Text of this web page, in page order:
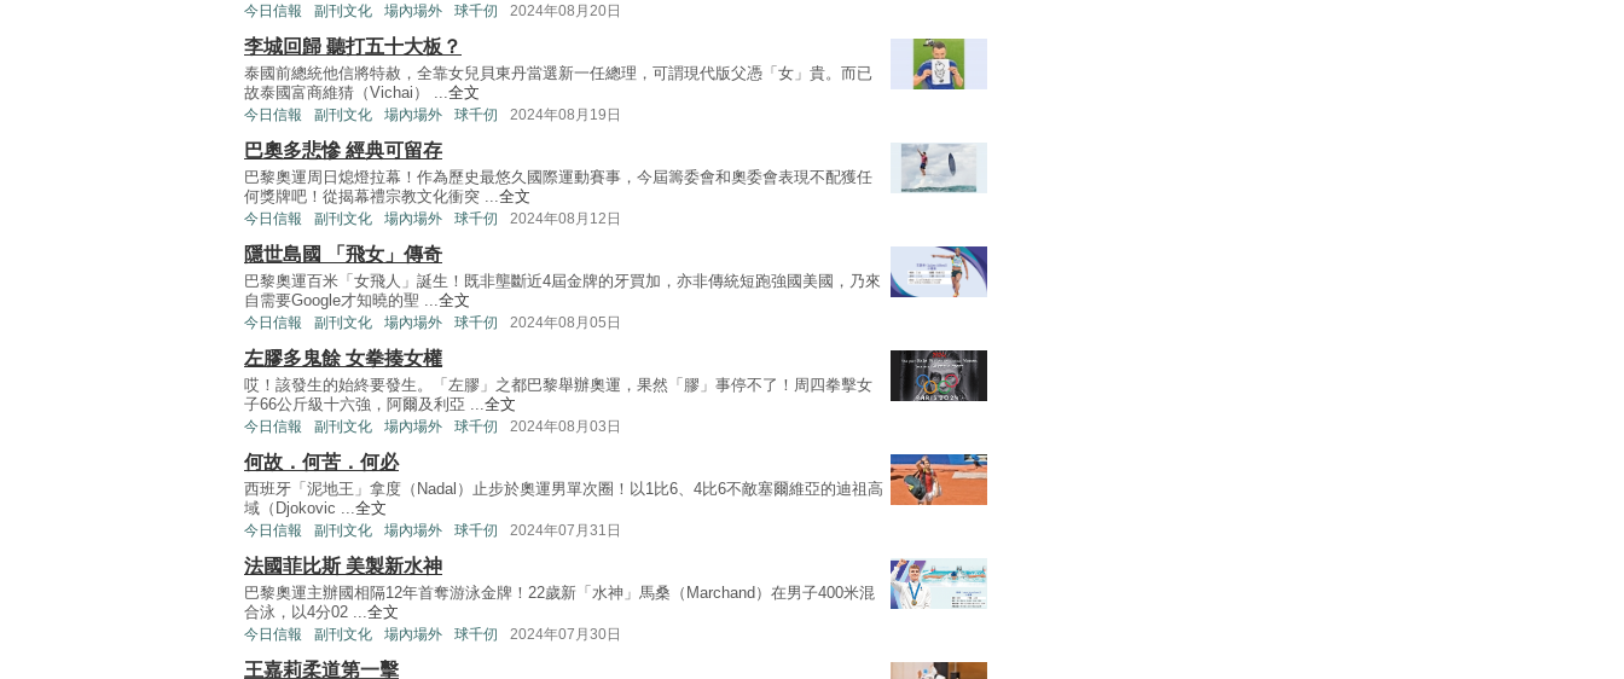
今日信報 副刊文化 場內場外 球千仞 2024年08月20日
李城回歸 聽打五十大板？
泰國前總統他信將特赦，全靠女兒貝東丹當選新一任總理，可謂現代版父憑「女」貴。而已
故泰國富商維猜（Vichai） ...全文
今日信報 副刊文化 場內場外 球千仞 2024年08月19日
巴奧多悲慘 經典可留存
巴黎奧運周日熄燈拉幕！作為歷史最悠久國際運動賽事，今屆籌委會和奧委會表現不配獲任
何獎牌吧！從揭幕禮宗教文化衝突 ...全文
今日信報 副刊文化 場內場外 球千仞 2024年08月12日
隱世島國 「飛女」傳奇
巴黎奧運百米「女飛人」誕生！既非壟斷近4屆金牌的牙買加，亦非傳統短跑強國美國，乃來
自需要Google才知曉的聖 ...全文
今日信報 副刊文化 場內場外 球千仞 2024年08月05日
左膠多鬼餘 女拳揍女權
哎！該發生的始終要發生。「左膠」之都巴黎舉辦奧運，果然「膠」事停不了！周四拳擊女
子66公斤級十六強，阿爾及利亞 ...全文
今日信報 副刊文化 場內場外 球千仞 2024年08月03日
何故．何苦．何必
西班牙「泥地王」拿度（Nadal）止步於奧運男單次圈！以1比6、4比6不敵塞爾維亞的迪祖高
域（Djokovic ...全文
今日信報 副刊文化 場內場外 球千仞 2024年07月31日
法國菲比斯 美製新水神
巴黎奧運主辦國相隔12年首奪游泳金牌！22歲新「水神」馬桑（Marchand）在男子400米混
合泳，以4分02 ...全文
今日信報 副刊文化 場內場外 球千仞 2024年07月30日
王嘉莉柔道第一擊